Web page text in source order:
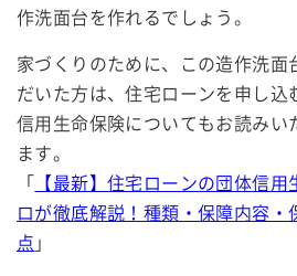
作洗面台を作れるでしょう。
家づくりのために、この造作洗面
だいた方は、住宅ローンを申し込
信用生命保険についてもお読みい
ます。
「 【最新】住宅ローンの団体信
ロが徹底解説！種類・保障内容・
点 」